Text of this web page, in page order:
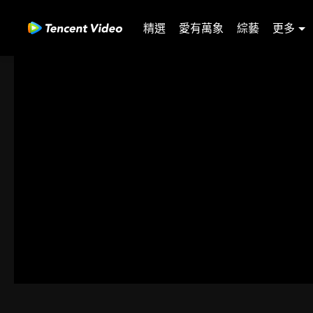
精選 愛有萬象 綜藝 更多